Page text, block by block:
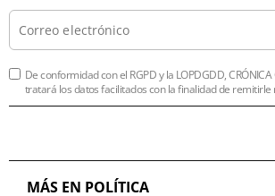
De conformidad con el RGPD y la LOPDGDD, CRÓNICA
tratará los datos facilitados con la finalidad de remitirle
MÁS EN POLÍTICA